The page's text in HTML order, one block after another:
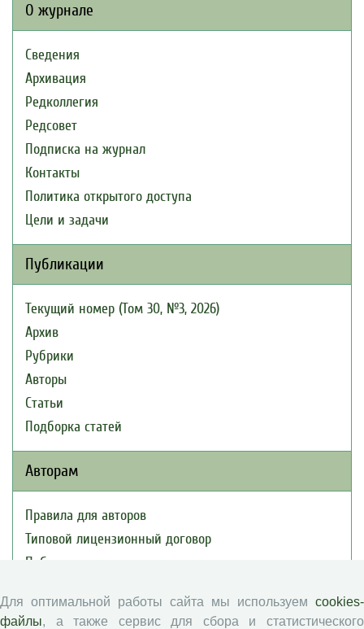
О журнале
Сведения
Архивация
Редколлегия
Редсовет
Подписка на журнал
Контакты
Политика открытого доступа
Цели и задачи
Публикации
Текущий номер (Том 30, №3, 2026)
Архив
Рубрики
Авторы
Статьи
Подборка статей
Авторам
Правила для авторов
Типовой лицензионный договор
Публикационная этика
Авторские права
Для оптимальной работы сайта мы используем cookies-
файлы, а также сервис для сбора и статистического